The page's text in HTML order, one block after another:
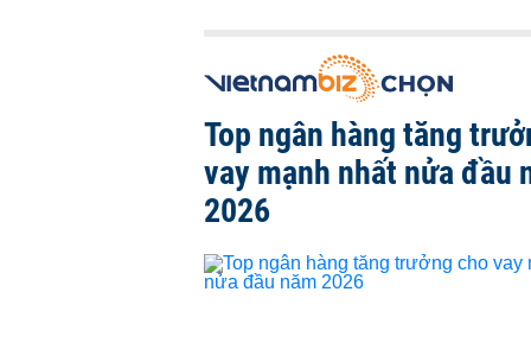
Top ngân hàng tăng
vay mạnh nhất nửa đầu
2026